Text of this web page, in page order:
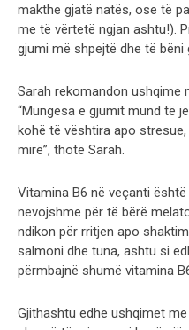
makthe gjatë natës, ose të
me të vërtetë ngjan ashtu!).
gjumi më shpejtë dhe të
Sarah rekomandon ushqime
“Mungesa e gjumit mund të
kohë të vështira apo
mirë”, thotë Sarah.
Vitamina B6 në veçanti
nevojshme për të bërë
ndikon për rritjen apo
salmoni dhe tuna, ashtu si
përmbajnë shumë vitamina
Gjithashtu edhe ushqimet